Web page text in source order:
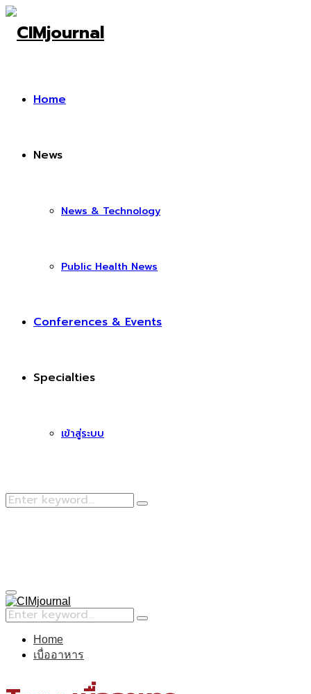
Home
News
News & Technology
Public Health News
Conferences & Events
Specialties
เข้าสู่ระบบ
Search
Search
Primary
Menu
Search
for:
Search
Home
เบื่ออาหาร